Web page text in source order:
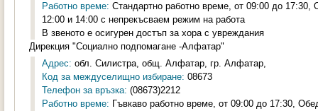
Работно време: Стандартно работно време, от 09:00 до
12:00 и 14:00 с непрекъсваем режим на работа
В звеното е осигурен достъп за хора с увреждания
Дирекция "Социално подпомагане -Алфатар"
Адрес: обл. Силистра, общ. Алфатар, гр. Алфатар,
Код за междуселищно избиране: 08673
Телефон за връзка: (08673)2212
Работно време: Гъвкаво работно време, от 09:00 до 17:30,